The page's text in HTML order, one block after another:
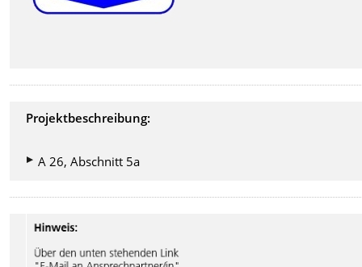
Projektbeschreibung:
A 26, Abschnitt 5a